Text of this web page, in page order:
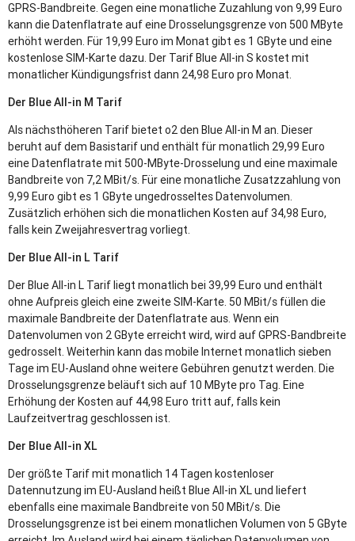
GPRS-Bandbreite. Gegen eine monatliche Zuzahlung von 9,99 Euro
kann die Datenflatrate auf eine Drosselungsgrenze von 500 MByte
erhöht werden. Für 19,99 Euro im Monat gibt es 1 GByte und eine
kostenloseSIM-Karte dazu. Der Tarif Blue All-in S kostet mit
monatlicher Kündigungsfrist dann 24,98 Euro pro Monat.
Der Blue All-in M Tarif
Als nächsthöheren Tarif bietet o2 den Blue All-in M an. Dieser
beruht auf dem Basistarif und enthält für monatlich 29,99 Euro
eine Datenflatrate mit 500-MByte-Drosselung und eine maximale
Bandbreite von 7,2 MBit/s. Für eine monatliche Zusatzzahlung von
9,99 Euro gibt es 1 GByte ungedrosseltes Datenvolumen.
Zusätzlich erhöhen sich die monatlichen Kosten auf 34,98 Euro,
falls kein Zweijahresvertrag vorliegt.
Der Blue All-in L Tarif
Der Blue All-in L Tarif liegt monatlich bei 39,99 Euro und enthält
ohne Aufpreis gleich eine zweiteSIM-Karte. 50 MBit/s füllen die
maximale Bandbreite der Datenflatrate aus. Wenn ein
Datenvolumen von 2 GByte erreicht wird, wird aufGPRS-Bandbreite
gedrosselt. Weiterhin kann das mobile Internet monatlich sieben
Tage im EU-Ausland ohne weitere Gebühren genutzt werden. Die
Drosselungsgrenze beläuft sich auf 10 MByte pro Tag. Eine
Erhöhung der Kosten auf 44,98 Euro tritt auf, falls kein
Laufzeitvertrag geschlossen ist.
Der Blue All-in XL
Der größte Tarif mit monatlich 14 Tagen kostenloser
Datennutzung im EU-Ausland heißt Blue All-in XL und liefert
ebenfalls eine maximale Bandbreite von 50 MBit/s. Die
Drosselungsgrenze ist bei einem monatlichen Volumen von 5 GByte